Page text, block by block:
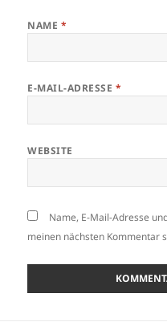
NAME *
E-MAIL-ADRESSE *
WEBSITE
Name, E-Mail-Adresse
meinen nächsten Kommentar